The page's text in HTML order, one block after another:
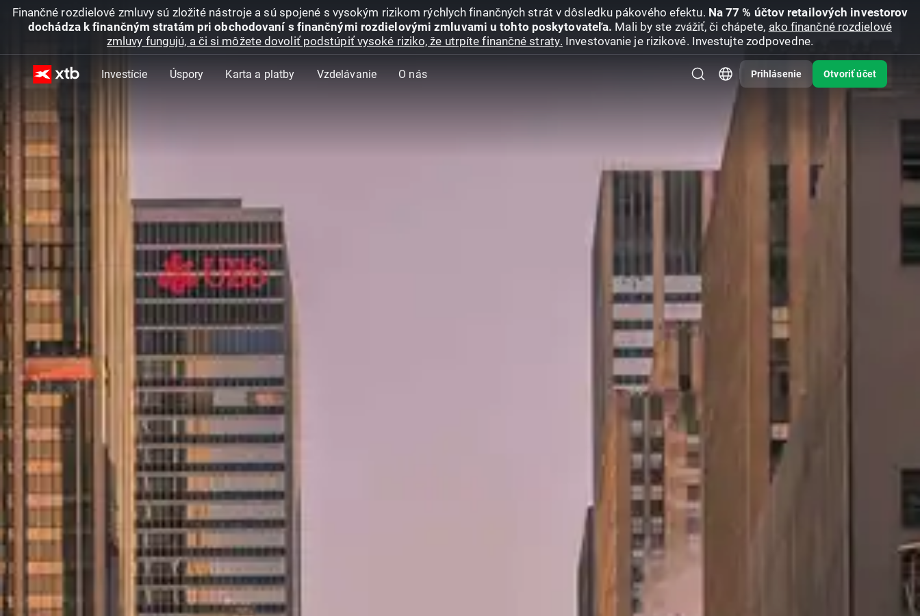
Finančné rozdielové zmluvy sú zložité nástroje a sú spojené s vysokým rizikom rýchlych finančných strát v dôsledku pákového efektu. Na 77 % účtov retailových investorov
dochádza k finančným stratám pri obchodovaní s finančnými rozdielovými zmluvami u tohto poskytovateľa. Mali by ste zvážiť, či chápete, ako finančné rozdielové
zmluvy fungujú, a či si môžete dovoliť podstúpiť vysoké riziko, že utrpíte finančné straty. Investovanie je rizikové. Investujte zodpovedne.
Investície Úspory Karta a platby Vzdelávanie O nás Prihlásenie Otvoriť účet